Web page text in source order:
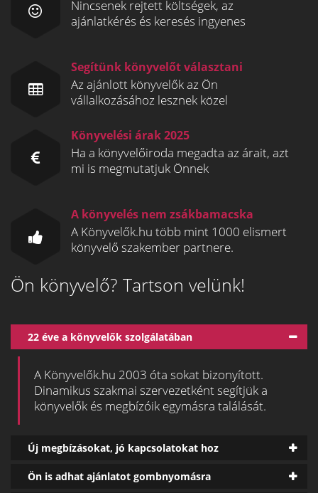
Nincsenek rejtett költségek, az
ajánlatkérés és keresés ingyenes
Segítünk könyvelőt választani
Az ajánlott könyvelők az Ön
vállalkozásához lesznek közel
Könyvelési árak 2025
Ha a könyvelőiroda megadta az árait, azt
mi is megmutatjuk Önnek
A könyvelés nem zsákbamacska
A Könyvelők.hu több mint 1000 elismert
könyvelő szakember partnere.
Ön könyvelő? Tartson velünk!
22 éve a könyvelők szolgálatában
A Könyvelők.hu 2003 óta sokat bizonyított.
Dinamikus szakmai szervezetként segítjük a
könyvelők és megbízóik egymásra találását.
Új megbízásokat, jó kapcsolatokat hoz
Ön is adhat ajánlatot gombnyomásra